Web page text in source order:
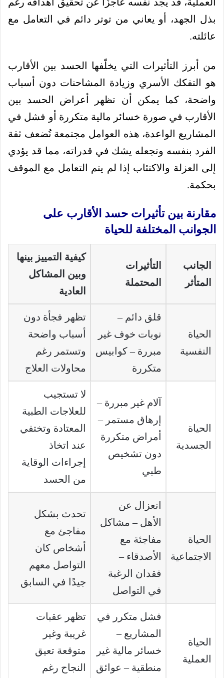
بذل الجهد، أو يعاني من توتر دائم في التعامل مع
عائلته.
من أبرز التأثيرات التي يخلّفها الحسد بين الأقارب
هو التفكك الأسري وزيادة المشاحنات دون أسباب
واضحة، كما يمكن أن تظهر أعراض الحسد بين
الأقارب في صورة خسائر مالية متكررة أو فشل في
المشاريع الواعدة، هذه العوامل مجتمعة تُضعف ثقة
الفرد بنفسه وتجعله يشك في قدراته، مما قد يؤدي
إلى العزلة والاكتئاب إذا لم يتم التعامل مع الموقف
بحكمة.
مقارنة بين تأثيرات حسد الأقارب على
الجوانب المختلفة للحياة
الجانب
المتأثر
التأثيرات
المحتملة
كيفية التمييز بينها
وبين المشاكل
العادية
الحياة
النفسية
قلق دائم –
نوبات خوف غير
مبررة – كوابيس
متكررة
تظهر فجأة دون
أسباب واضحة
وتستمر رغم
محاولات العلاج
الحياة
الجسدية
آلام غير مبررة –
إرهاق مستمر –
أمراض متكررة
دون تشخيص
طبي
لا تستجيب
للعلاجات الطبية
المعتادة وتختفي
عند اتخاذ
إجراءات الوقاية
من الحسد
الحياة
الاجتماعية
انعزال عن
الأهل – مشاكل
مفاجئة مع
الأصدقاء –
فقدان الرغبة
في التواصل
تحدث بشكل
مفاجئ مع
أشخاص كان
التواصل معهم
جيدًا في السابق
الحياة
العملية
فشل متكرر في
المشاريع –
خسائر مالية غير
منطقية – عوائق
تظهر عقبات
غريبة وغير
متوقعة تعيق
النجاح رغم